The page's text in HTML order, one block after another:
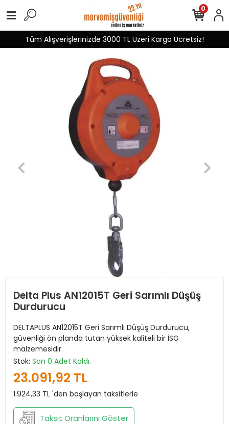
Tüm Alışverişlerinizde 3000 TL Üzeri Kargo Ücretsiz!
0
Delta Plus AN12015T Geri Sarımlı Düşüş
Durdurucu
DELTAPLUS AN12015T Geri Sarımlı Düşüş Durdurucu,
güvenliği ön planda tutan yüksek kaliteli bir İSG
malzemesidir.
Stok: Son 0 Adet Kaldı.
23.091,92 TL
1.924,33 TL 'den başlayan taksitlerle
Taksit Oranlarını Göster